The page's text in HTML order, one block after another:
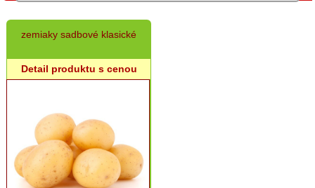
Zemiaky
sadbové
Bôb,
Hrach,
cícer
Ďatelina,
Tráva
Rajčiny
zemiaky sadbové klasické
Detail produktu s cenou